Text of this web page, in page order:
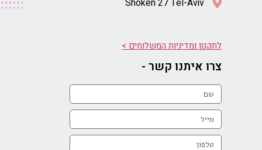
Shoken 27 Tel-Aviv
לתקנון ומדיניות המשלוחים >
צרו איתנו קשר -